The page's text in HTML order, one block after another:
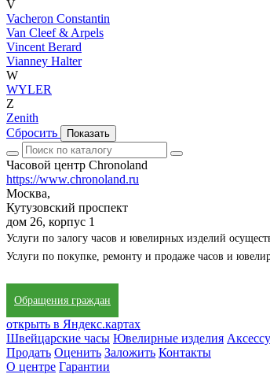
V
Vacheron Constantin
Van Cleef & Arpels
Vincent Berard
Vianney Halter
W
WYLER
Z
Zenith
Сбросить
Показать
Часовой центр Chronoland
https://www.chronoland.ru
Москва,
Кутузовский проспект
дом 26, корпус 1
Услуги по залогу часов и ювелирных изделий
Услуги по покупке, ремонту и продаже часов и
Обращения граждан
открыть в Яндекс.картах
Швейцарские часы Ювелирные изделия
Продать Оценить Заложить Контакты
О центре Гарантии